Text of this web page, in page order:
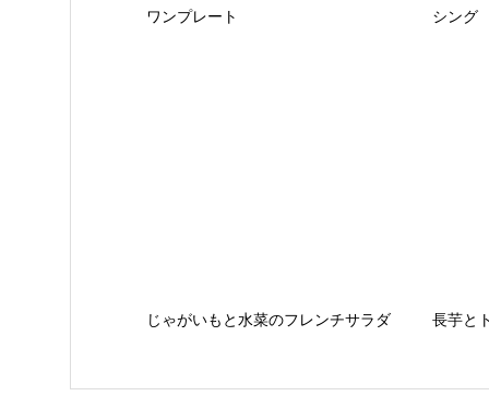
ワンプレート
シング
じゃがいもと水菜のフレンチサラダ 長芋と